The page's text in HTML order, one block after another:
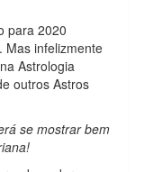
para 2020
Mas infelizmente
Astrologia
outros Astros
se mostrar bem